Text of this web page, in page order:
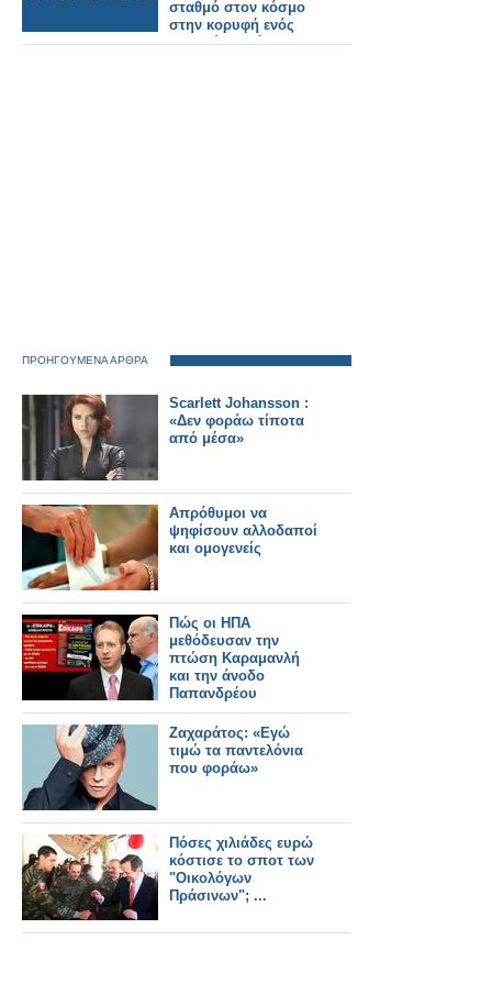
σταθμό στον κόσμο
στην κορυφή ενός
βουνού σε μόλις 38
ΠΡΟΗΓΟΥΜΕΝΑ ΑΡΘΡΑ
Scarlett Johansson :
«Δεν φοράω τίποτα
από μέσα»
Απρόθυμοι να
ψηφίσουν αλλοδαποί
και ομογενείς
Πώς οι ΗΠΑ
μεθόδευσαν την
πτώση Καραμανλή
και την άνοδο
Παπανδρέου
Ζαχαράτος: «Εγώ
τιμώ τα παντελόνια
που φοράω»
Πόσες χιλιάδες ευρώ
κόστισε το σποτ των
"Οικολόγων
Πράσινων"; ...